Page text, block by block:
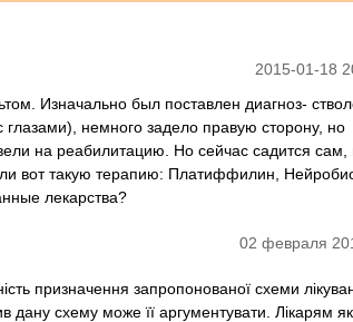
2015-01-18
Изначально был поставлен диагноз-
немного задело правую сторону, но
на реабилитацию. Но сейчас садится сам,
вот такую терапию: Платиффилин,
лекарства?
02 февраля
призначення запропонованої схеми
дану схему може її аргументувати. Лікарям